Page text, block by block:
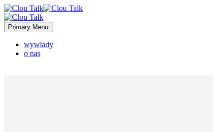
Primary Menu
wywiady
o nas